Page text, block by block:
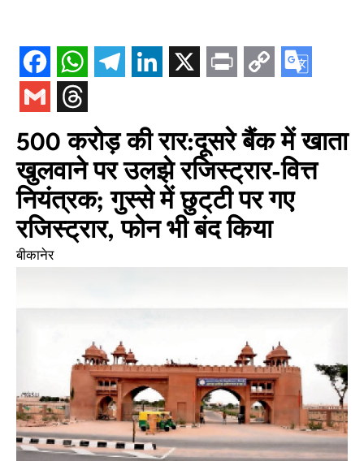
500 करोड़ की रार:दूसरे बैंक में खाता
खुलवाने पर उलझे रजिस्ट्रार-वित्त
नियंत्रक; गुस्से में छुट्‌टी पर गए
रजिस्ट्रार, फोन भी बंद किया
बीकानेर